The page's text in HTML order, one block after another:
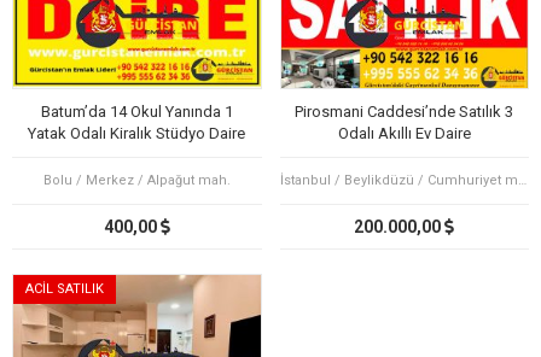
Batum’da 14 Okul Yanında 1
Yatak Odalı Kiralık Stüdyo Daire
Bolu / Merkez / Alpağut mah.
400,00
Pirosmani Caddesi’nde Satılık 3
Odalı Akıllı Ev Daire
İstanbul / Beylikdüzü / Cumhuriyet mah.
200.000,00
ACİL SATILIK